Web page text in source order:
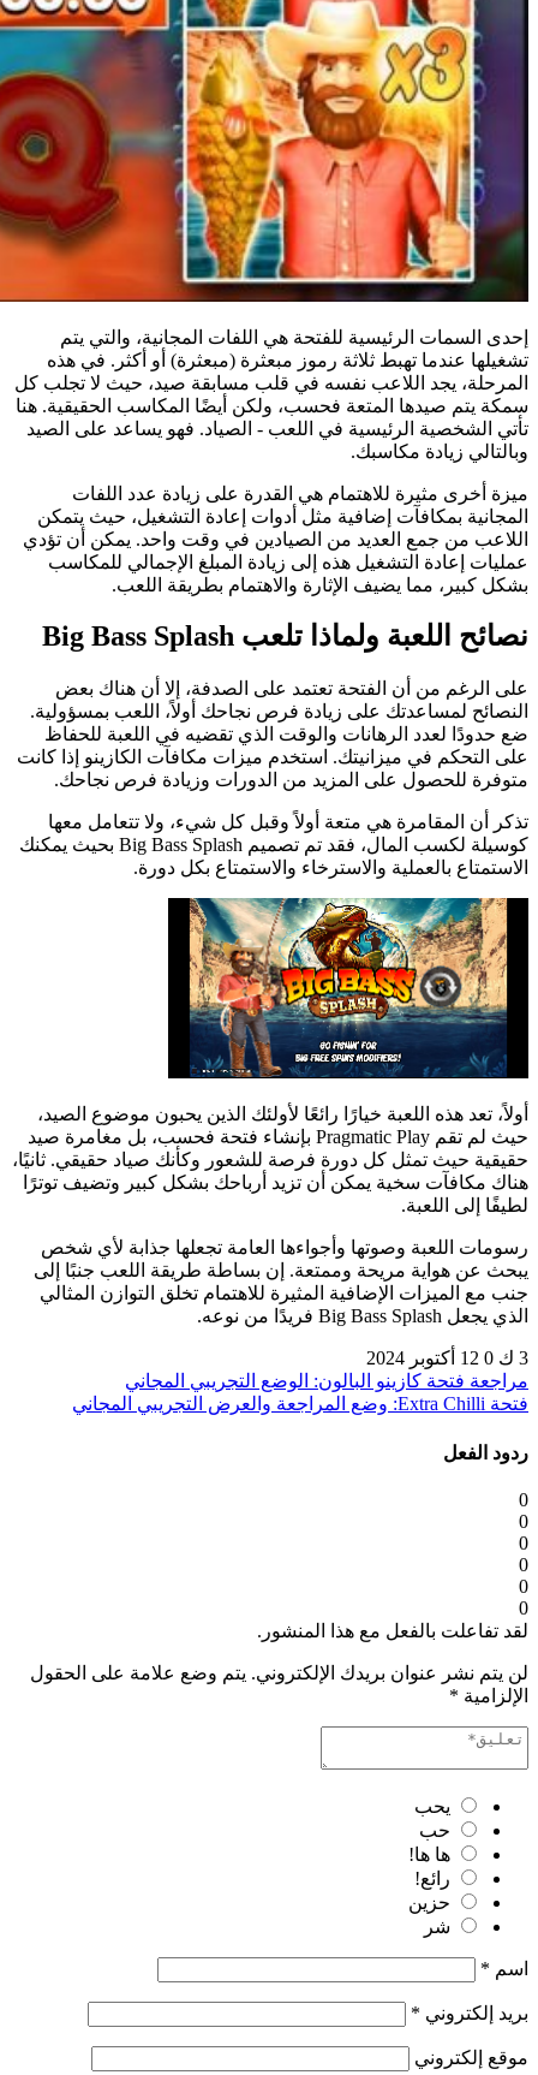
إحدى السمات الرئيسية للفتحة هي اللفات المجانية، والتي يتم
تشغيلها عندما تهبط ثلاثة رموز مبعثرة (مبعثرة) أو أكثر. في هذه
المرحلة، يجد اللاعب نفسه في قلب مسابقة صيد، حيث لا تجلب كل
سمكة يتم صيدها المتعة فحسب، ولكن أيضًا المكاسب الحقيقية. هنا
تأتي الشخصية الرئيسية في اللعب - الصياد. فهو يساعد على الصيد
وبالتالي زيادة مكاسبك.
ميزة أخرى مثيرة للاهتمام هي القدرة على زيادة عدد اللفات
المجانية بمكافآت إضافية مثل أدوات إعادة التشغيل، حيث يتمكن
اللاعب من جمع العديد من الصيادين في وقت واحد. يمكن أن تؤدي
عمليات إعادة التشغيل هذه إلى زيادة المبلغ الإجمالي للمكاسب
بشكل كبير، مما يضيف الإثارة والاهتمام بطريقة اللعب.
نصائح اللعبة ولماذا تلعب Big Bass Splash
على الرغم من أن الفتحة تعتمد على الصدفة، إلا أن هناك بعض
النصائح لمساعدتك على زيادة فرص نجاحك أولاً، اللعب بمسؤولية.
ضع حدودًا لعدد الرهانات والوقت الذي تقضيه في اللعبة للحفاظ
على التحكم في ميزانيتك. استخدم ميزات مكافآت الكازينو إذا كانت
متوفرة للحصول على المزيد من الدورات وزيادة فرص نجاحك.
تذكر أن المقامرة هي متعة أولاً وقبل كل شيء، ولا تتعامل معها
كوسيلة لكسب المال، فقد تم تصميم Big Bass Splash بحيث يمكنك
الاستمتاع بالعملية والاسترخاء والاستمتاع بكل دورة.
أولاً، تعد هذه اللعبة خيارًا رائعًا لأولئك الذين يحبون موضوع الصيد،
حيث لم تقم Pragmatic Play بإنشاء فتحة فحسب، بل مغامرة صيد
حقيقية حيث تمثل كل دورة فرصة للشعور وكأنك صياد حقيقي. ثانيًا،
هناك مكافآت سخية يمكن أن تزيد أرباحك بشكل كبير وتضيف توترًا
لطيفًا إلى اللعبة.
رسومات اللعبة وصوتها وأجواءها العامة تجعلها جذابة لأي شخص
يبحث عن هواية مريحة وممتعة. إن بساطة طريقة اللعب جنبًا إلى
جنب مع الميزات الإضافية المثيرة للاهتمام تخلق التوازن المثالي
الذي يجعل Big Bass Splash فريدًا من نوعه.
3 ك 0 12 أكتوبر 2024
مراجعة فتحة كازينو البالون: الوضع التجريبي المجاني
فتحة Extra Chilli: وضع المراجعة والعرض التجريبي المجاني
ردود الفعل
0
0
0
0
0
0
لقد تفاعلت بالفعل مع هذا المنشور.
لن يتم نشر عنوان بريدك الإلكتروني. يتم وضع علامة على الحقول
الإلزامية *
يحب
حب
ها ها!
رائع!
حزين
شر
اسم *
بريد إلكتروني *
موقع إلكتروني